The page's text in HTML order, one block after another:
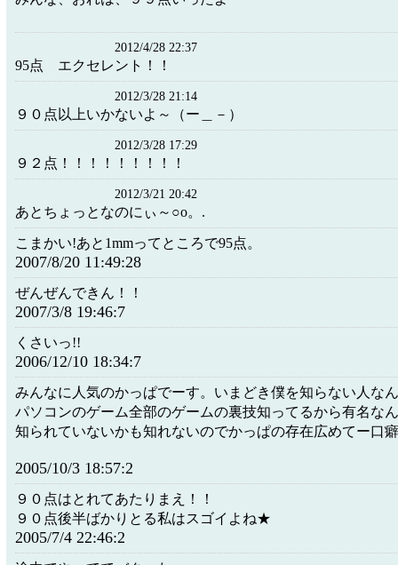
2012/4/28 22:37
95点 エクセレント！！
2012/3/28 21:14
９０点以上いかないよ～（ー＿－）
2012/3/28 17:29
９２点！！！！！！！！！
2012/3/21 20:42
あとちょっとなのにぃ～○o。.
こまかい!あと1mmってところで95点。
2007/8/20 11:49:28
ぜんぜんできん！！
2007/3/8 19:46:7
くさいっ!!
2006/12/10 18:34:7
みんなに人気のかっぱでーす。いまどき僕を知らない人な
パソコンのゲーム全部のゲームの裏技知ってるから有名な
知られていないかも知れないのでかっぱの存在広めてー口
2005/10/3 18:57:2
９０点はとれてあたりまえ！！
９０点後半ばかりとる私はスゴイよね★
2005/7/4 22:46:2